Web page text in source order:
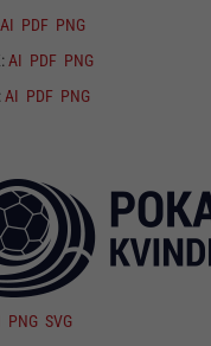
AI PDF PNG
AI PDF PNG
AI PDF PNG
PNG SVG